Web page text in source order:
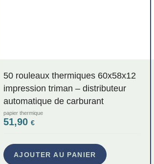
50 rouleaux thermiques 60x58x12
impression triman – distributeur
automatique de carburant
papier thermique
51,90 €
AJOUTER AU PANIER